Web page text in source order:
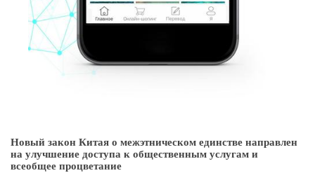
Новый закон Китая о межэтническом единстве направлен
на улучшение доступа к общественным услугам и
всеобщее процветание